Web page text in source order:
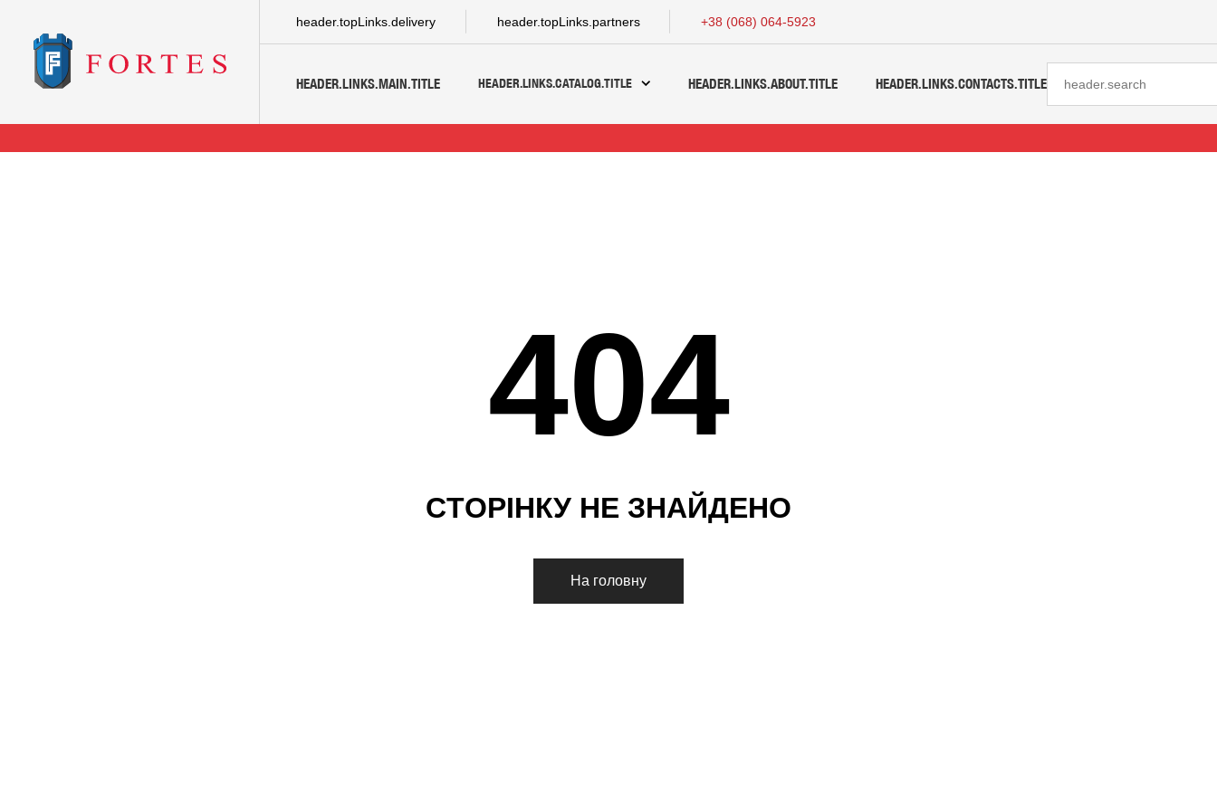
header.topLinks.delivery header.topLinks.partners +38 (068) 064-5923
HEADER.LINKS.MAIN.TITLE HEADER.LINKS.CATALOG.TITLE HEADER.LINKS.ABOUT.TITLE HEADER.LINKS.CONTACTS.TITLE
404
СТОРІНКУ НЕ ЗНАЙДЕНО
На головну